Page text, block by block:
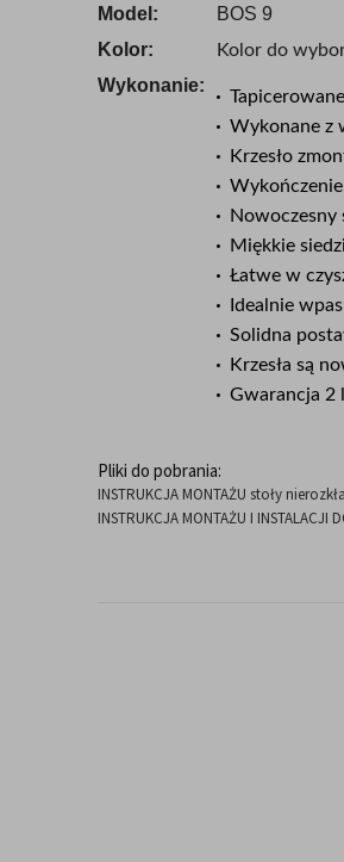
Model:
BOS 9
Kolor:
Kolor do
Wykonanie:
Wykonane z
Krzesło
Nowoczesny
Miękkie
Łatwe w
Idealnie
Solidna
Krzesła są
Gwarancja 2
Pliki do pobrania:
INSTRUKCJA MONTAŻU stoły
INSTRUKCJA MONTAŻU I INSTALACJI